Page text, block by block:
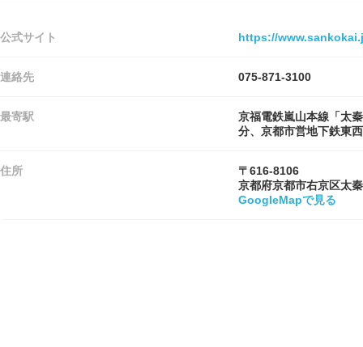
公式サイト https://
連絡先 075-871-3100
最寄駅
京福電鉄嵐山本線「太
分、京都市営地下鉄東
住所
〒616-8106
京都府京都市右京区太
GoogleMapで見る